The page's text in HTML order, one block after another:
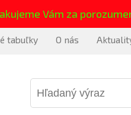
Vám za
tabuľky O nás